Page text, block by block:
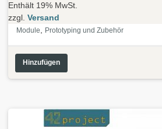
Enthält 19% MwSt.
zzgl. Versand
Module Prototyping und Zubehör
Hinzufügen